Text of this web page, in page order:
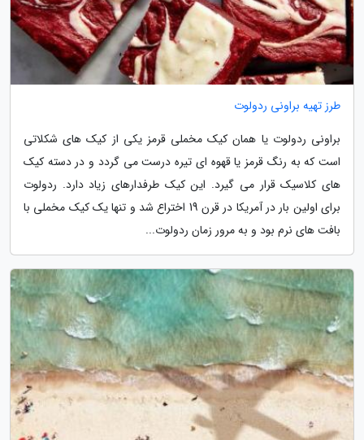
طرز تهیه براونی ردولوت
براونی ردولوت یا همان کیک مخملی قرمز یکی از کیک های شکلاتی
است که به رنگ قرمز یا قهوه ای تیره درست می گردد و در دسته کیک
های کلاسیک قرار می گیرد. این کیک طرفدارهای زیاد دارد. ردولوت
برای اولین بار در آمریکا در قرن 19 اختراع شد و تنها یک کیک مخملی با
بافت های نرم بود و به مرور زمان ردولوت...